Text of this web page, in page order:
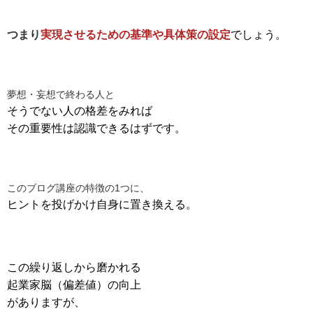
つまり実現させるための基準や具体策の設定でしょう。
夢想・妄想で終わる人と
そうでない人の格差をみれば
その重要性は認識できるはずです。
このブログ講座の特徴の1つに、
ヒントを投げかけ自身に置き換える。
この繰り返しから磨かれる
起業家脳（偏差値）の向上
がありますが、